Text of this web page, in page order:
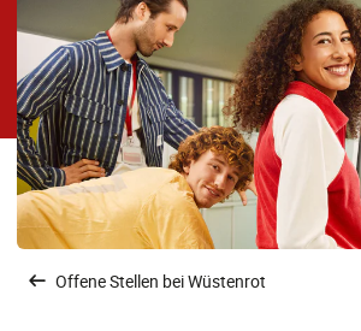
Offene Stellen bei Wüstenrot